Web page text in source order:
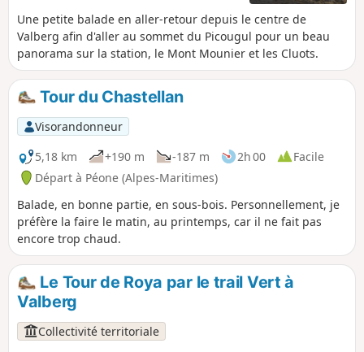
Une petite balade en aller-retour depuis le centre de
Valberg afin d'aller au sommet du Picougul pour un beau
panorama sur la station, le Mont Mounier et les Cluots.
Tour du Chastellan
Visorandonneur
5,18 km
+190 m -187 m 2h 00
Facile
Départ à Péone (Alpes-Maritimes)
Balade, en bonne partie, en sous-bois. Personnellement, je
préfère la faire le matin, au printemps, car il ne fait pas
encore trop chaud.
Le Tour de Roya par le trail Vert à
Valberg
Collectivité territoriale